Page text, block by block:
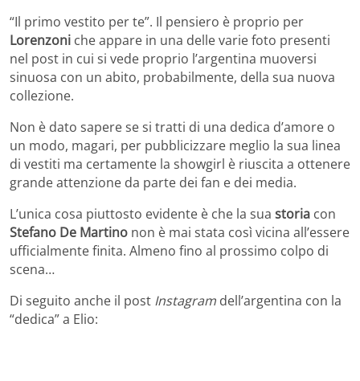
“Il primo vestito per te”. Il pensiero è proprio per
Lorenzoni che appare in una delle varie foto presenti
nel post in cui si vede proprio l’argentina muoversi
sinuosa con un abito, probabilmente, della sua nuova
collezione.
Non è dato sapere se si tratti di una dedica d’amore o
un modo, magari, per pubblicizzare meglio la sua linea
di vestiti ma certamente la showgirl è riuscita a ottenere
grande attenzione da parte dei fan e dei media.
L’unica cosa piuttosto evidente è che la sua storia con
Stefano De Martino non è mai stata così vicina all’essere
ufficialmente finita. Almeno fino al prossimo colpo di
scena…
Di seguito anche il post Instagram dell’argentina con la
“dedica” a Elio: